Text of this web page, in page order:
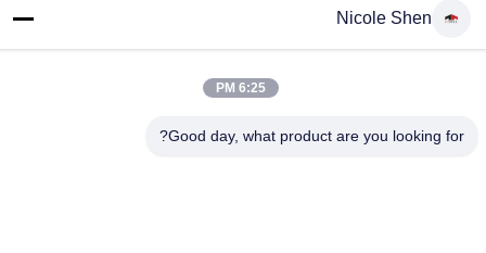
Nicole Shen
6:25 PM
Good day, what product are you looking for?